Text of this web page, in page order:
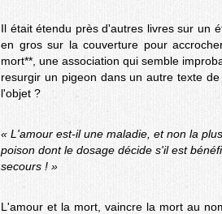
Il était étendu près d'autres livres sur un
en gros sur la couverture pour
mort**, une association qui semble
resurgir un pigeon dans un autre texte
l'objet ?
« L'amour est-il une maladie, et non la
poison dont le dosage décide s'il est
secours ! »
L'amour et la mort, vaincre la mort au